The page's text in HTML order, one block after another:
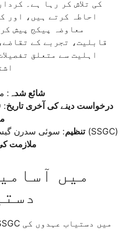
کی تلاش کر رہا ہے۔
احاطہ کرتے ہیں، اور
معاوضہ پیکج پیش
قابلیت، تجربے کے
اہلیت سے متعلق
شائع شدہ : مئی
درخواست دینے کی آخری تاریخ: 20 مئی 2024
تنظیم : سوئی سدرن گیس کمپنی لمیٹڈ (SSGC)
ملازمت